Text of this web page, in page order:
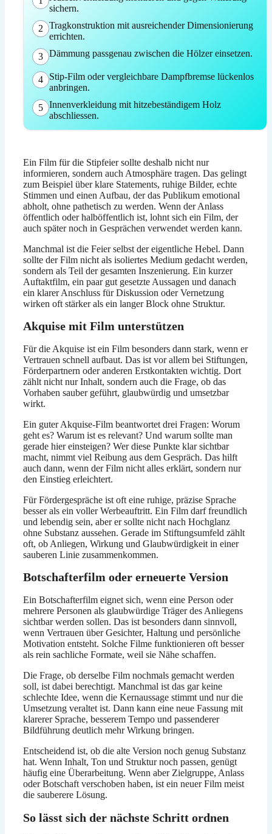
sichern.
2
Tragkonstruktion mit ausreichender Dimensionierung
errichten.
3 Dämmung passgenau zwischen die Hölzer einsetzen.
4
Stip-Film oder vergleichbare Dampfbremse lückenlos
anbringen.
5 Innenverkleidung mit hitzebeständigem Holz
abschliessen.
Ein Film für die Stipfeier sollte deshalb nicht nur
informieren, sondern auch Atmosphäre tragen. Das gelingt
zum Beispiel über klare Statements, ruhige Bilder, echte
Stimmen und einen Aufbau, der das Publikum emotional
abholt, ohne pathetisch zu werden. Wenn der Anlass
öffentlich oder halböffentlich ist, lohnt sich ein Film, der
auch später noch in Gesprächen verwendet werden kann.
Manchmal ist die Feier selbst der eigentliche Hebel. Dann
sollte der Film nicht als isoliertes Medium gedacht werden,
sondern als Teil der gesamten Inszenierung. Ein kurzer
Auftaktfilm, ein paar gut gesetzte Aussagen und danach
ein klarer Anschluss für Diskussion oder Vernetzung
wirken oft stärker als ein langer Block ohne Struktur.
Akquise mit Film unterstützen
Für die Akquise ist ein Film besonders dann stark, wenn er
Vertrauen schnell aufbaut. Das ist vor allem bei Stiftungen,
Förderpartnern oder anderen Erstkontakten wichtig. Dort
zählt nicht nur Inhalt, sondern auch die Frage, ob das
Vorhaben sauber geführt, glaubwürdig und umsetzbar
wirkt.
Ein guter Akquise-Film beantwortet drei Fragen: Worum
geht es? Warum ist es relevant? Und warum sollte man
gerade hier einsteigen? Wer diese Punkte klar sichtbar
macht, nimmt viel Reibung aus dem Gespräch. Das hilft
auch dann, wenn der Film nicht alles erklärt, sondern nur
den Einstieg erleichtert.
Für Fördergespräche ist oft eine ruhige, präzise Sprache
besser als ein voller Werbeauftritt. Ein Film darf freundlich
und lebendig sein, aber er sollte nicht nach Hochglanz
ohne Substanz aussehen. Gerade im Stiftungsumfeld zählt
oft, ob Anliegen, Wirkung und Glaubwürdigkeit in einer
sauberen Linie zusammenkommen.
Botschafterfilm oder erneuerte Version
Ein Botschafterfilm eignet sich, wenn eine Person oder
mehrere Personen als glaubwürdige Träger des Anliegens
sichtbar werden sollen. Das ist besonders dann sinnvoll,
wenn Vertrauen über Gesichter, Haltung und persönliche
Motivation entsteht. Solche Filme funktionieren oft besser
als rein sachliche Formate, weil sie Nähe schaffen.
Die Frage, ob derselbe Film nochmals gemacht werden
soll, ist dabei berechtigt. Manchmal ist das gar keine
schlechte Idee, wenn die Kernaussage stimmt und nur die
Umsetzung veraltet ist. Dann kann eine neue Fassung mit
klarerer Sprache, besserem Tempo und passenderer
Bildführung deutlich mehr Wirkung bringen.
Entscheidend ist, ob die alte Version noch genug Substanz
hat. Wenn Inhalt, Ton und Struktur noch passen, genügt
häufig eine Überarbeitung. Wenn aber Zielgruppe, Anlass
oder Botschaft verschoben haben, ist ein neuer Film meist
die sauberere Lösung.
So lässt sich der nächste Schritt ordnen